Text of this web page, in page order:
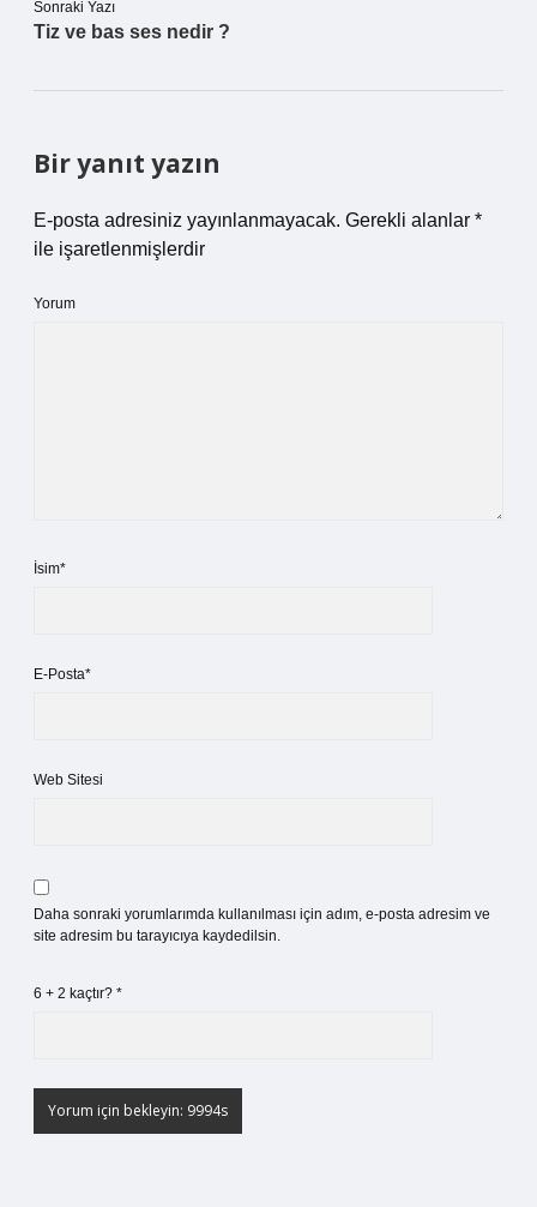
Sonraki Yazı
Tiz ve bas ses nedir ?
Bir yanıt yazın
E-posta adresiniz yayınlanmayacak. Gerekli alanlar *
ile işaretlenmişlerdir
Yorum
İsim*
E-Posta*
Web Sitesi
Daha sonraki yorumlarımda kullanılması için adım, e-posta adresim ve
site adresim bu tarayıcıya kaydedilsin.
6 + 2 kaçtır? *